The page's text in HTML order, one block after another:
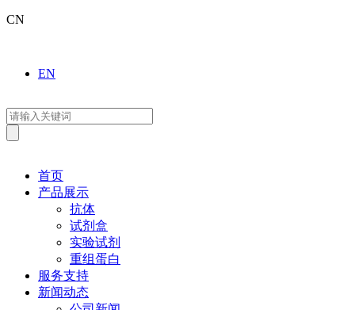
CN
EN
首页
产品展示
抗体
试剂盒
实验试剂
重组蛋白
服务支持
新闻动态